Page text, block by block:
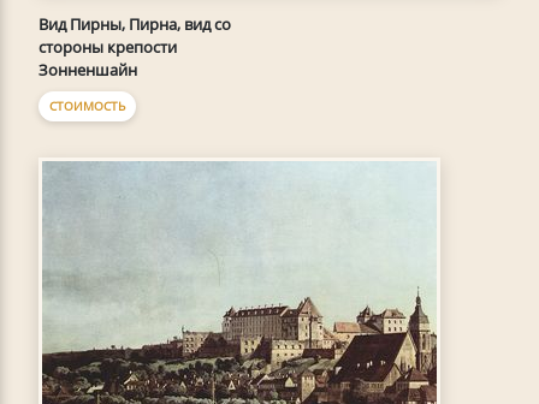
Вид Пирны, Пирна, вид со
стороны крепости
Зонненшайн
СТОИМОСТЬ